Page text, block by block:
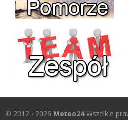
© 2012 - 2026 Meteo24Wszelkie